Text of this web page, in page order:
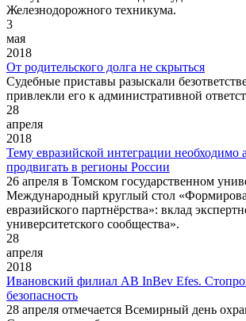
Железнодорожного техникума.
3
мая
2018
От родительского долга не скрыться
Судебные приставы разыскали
привлекли его к административной
28
апреля
2018
Тему евразийской интеграции необходимо
продвигать в регионы России
26 апреля в Томском государственном
Международный круглый стол
евразийского партнёрства»: вклад
университетского сообщества».
28
апреля
2018
Ивановский филиал AB InBev Efes.
безопасность
28 апреля отмечается Всемирный день